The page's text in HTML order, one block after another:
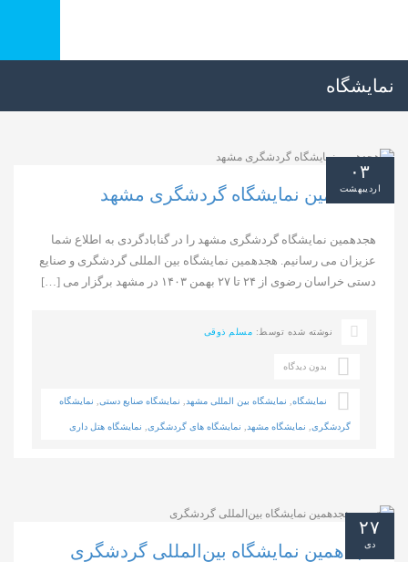
نمایشگاه
هجدهمین نمایشگاه گردشگری مشهد
هجدهمین نمایشگاه گردشگری مشهد را در گنابادگردی به اطلاع شما
عزیزان می رسانیم. هجدهمین نمایشگاه بین المللی گردشگری و صنایع
دستی خراسان رضوی از ۲۴ تا ۲۷ بهمن ۱۴۰۳ در مشهد برگزار می […]
۰۳
اردیبهشت
نوشته شده توسط: مسلم ذوقی
بدون دیدگاه
نمایشگاه, نمایشگاه بین المللی مشهد, نمایشگاه صنایع دستی, نمایشگاه
گردشگری, نمایشگاه مشهد, نمایشگاه های گردشگری, نمایشگاه هتل داری
هجدهمین نمایشگاه بین‌المللی گردشگری
۲۷
دی